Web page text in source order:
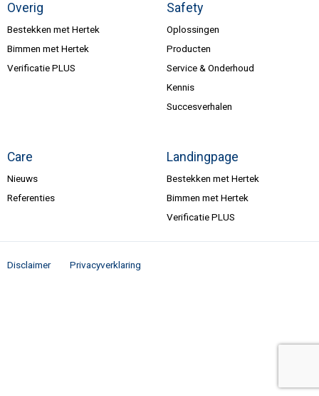
Overig
Bestekken met Hertek
Bimmen met Hertek
Verificatie PLUS
Safety
Oplossingen
Producten
Service & Onderhoud
Kennis
Succesverhalen
Care
Nieuws
Referenties
Landingpage
Bestekken met Hertek
Bimmen met Hertek
Verificatie PLUS
Disclaimer Privacyverklaring